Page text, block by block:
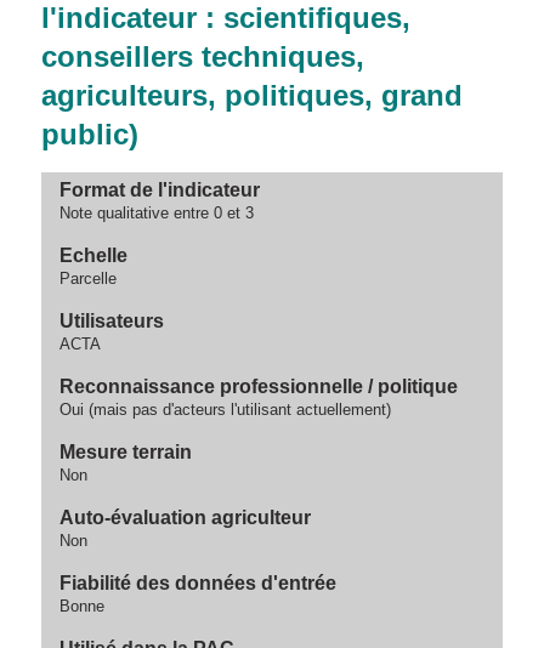
l'indicateur : scientifiques,
conseillers techniques,
agriculteurs, politiques, grand
public)
Format de l'indicateur
Note qualitative entre 0 et 3
Echelle
Parcelle
Utilisateurs
ACTA
Reconnaissance professionnelle / politique
Oui (mais pas d'acteurs l'utilisant actuellement)
Mesure terrain
Non
Auto-évaluation agriculteur
Non
Fiabilité des données d'entrée
Bonne